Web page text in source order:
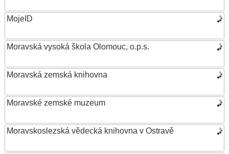
MojeID
Moravská vysoká škola Olomouc, o.p.s.
Moravská zemská knihovna
Moravské zemské muzeum
Moravskoslezská vědecká knihovna v Ostravě